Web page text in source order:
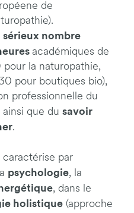
de
sérieux nombre
académiques de
la naturopathie,
pour boutiques bio),
professionnelle du
ainsi que du savoir
.
caractérise par
psychologie, la
, dans le
holistique (approche